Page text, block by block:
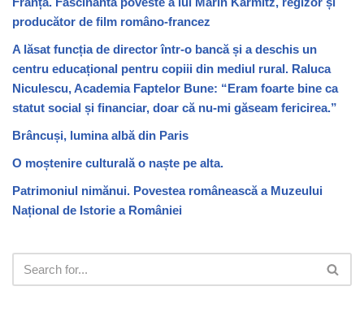
producător de film româno-francez
A lăsat funcția de director într-o bancă și a deschis un
centru educațional pentru copiii din mediul rural. Raluca
Niculescu, Academia Faptelor Bune: “Eram foarte bine ca
statut social și financiar, doar că nu-mi găseam fericirea.”
Brâncuși, lumina albă din Paris
O moștenire culturală o naște pe alta.
Patrimoniul nimănui. Povestea românească a Muzeului
Național de Istorie a României